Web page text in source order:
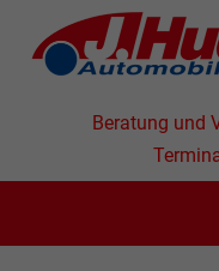
Beratung und